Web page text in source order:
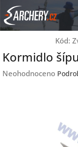
Přejít
na
obsah
Kód:
Kormidlo
Průměrné
Neohodnoceno